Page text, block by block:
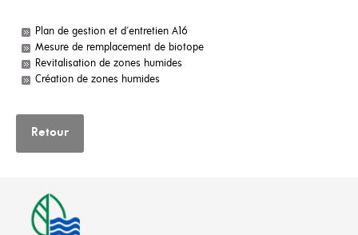
Plan de gestion et d'entretien A16
Mesure de remplacement de biotope
Revitalisation de zones humides
Création de zones humides
Retour